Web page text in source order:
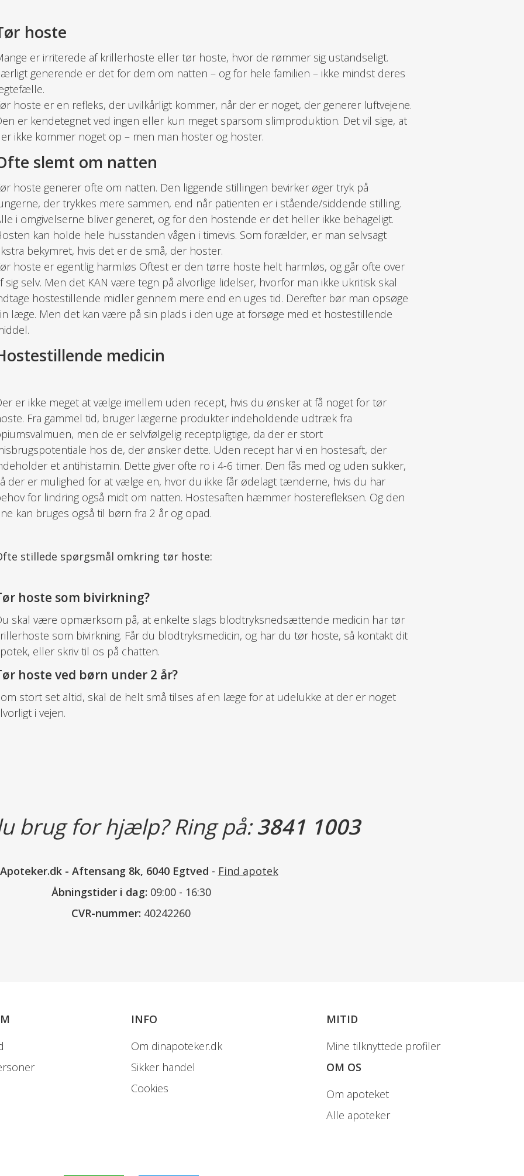
hoste
er irriterede af krillerhoste eller tør hoste, hvor de rømmer sig ustandseligt.
generende er det for dem om natten – og for hele familien – ikke mindst deres
hoste er en refleks, der uvilkårligt kommer, når der er noget, der generer luftvejene.
er kendetegnet ved ingen eller kun meget sparsom slimproduktion. Det vil sige, at
ikke kommer noget op – men man hoster og hoster.
slemt om natten
hoste generer ofte om natten. Den liggende stillingen bevirker øger tryk på
der trykkes mere sammen, end når patienten er i stående/siddende stilling.
i omgivelserne bliver generet, og for den hostende er det heller ikke behageligt.
kan holde hele husstanden vågen i timevis. Som forælder, er man selvsagt
bekymret, hvis det er de små, der hoster.
hoste er egentlig harmløs Oftest er den tørre hoste helt harmløs, og går ofte over
sig selv. Men det KAN være tegn på alvorlige lidelser, hvorfor man ikke ukritisk skal
hostestillende midler gennem mere end en uges tid. Derefter bør man opsøge
læge. Men det kan være på sin plads i den uge at forsøge med et hostestillende
medicin
er ikke meget at vælge imellem uden recept, hvis du ønsker at få noget for tør
Fra gammel tid, bruger lægerne produkter indeholdende udtræk fra
men de er selvfølgelig receptpligtige, da der er stort
hos de, der ønsker dette. Uden recept har vi en hostesaft, der
et antihistamin. Dette giver ofte ro i 4-6 timer. Den fås med og uden sukker,
der er mulighed for at vælge en, hvor du ikke får ødelagt tænderne, hvis du har
for lindring også midt om natten. Hostesaften hæmmer hosterefleksen. Og den
kan bruges også til børn fra 2 år og opad.
stillede spørgsmål omkring tør hoste:
hoste som bivirkning?
skal være opmærksom på, at enkelte slags blodtryksnedsættende medicin har tør
som bivirkning. Får du blodtryksmedicin, og har du tør hoste, så kontakt dit
eller skriv til os på chatten.
hoste ved børn under 2 år?
stort set altid, skal de helt små tilses af en læge for at udelukke at der er noget
i vejen.
brug for hjælp? Ring på:3841 1003
- Aftensang 8k, 6040 Egtved - Find apotek
Åbningstider i dag: 09:00 - 16:30
CVR-nummer: 40242260
INFO
Om dinapoteker.dk
Sikker handel
Cookies
MITID
Mine tilknyttede profiler
OM OS
Om apoteket
Alle apoteker